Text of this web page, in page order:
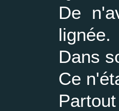
De
lignée.
Dans
Ce